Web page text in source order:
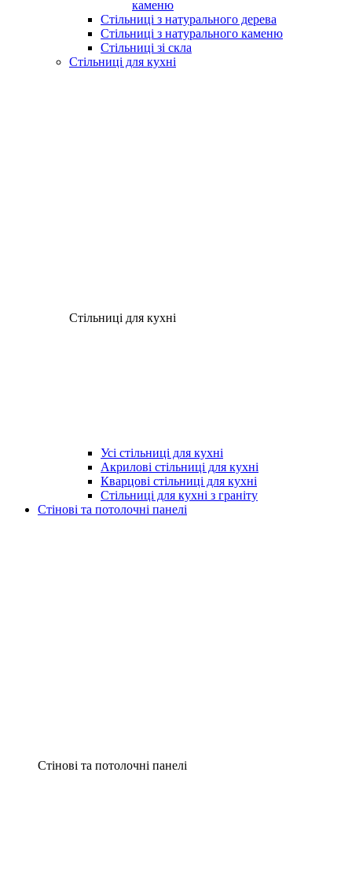
каменю
Стільниці з натурального дерева
Стільниці з натурального каменю
Стільниці зі скла
Стільниці для кухні
Стільниці для кухні
Усі стільниці для кухні
Акрилові стільниці для кухні
Кварцові стільниці для кухні
Стільниці для кухні з граніту
Стінові та потолочні панелі
Стінові та потолочні панелі